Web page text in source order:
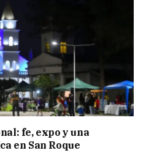
fe, expo y una
en San Roque